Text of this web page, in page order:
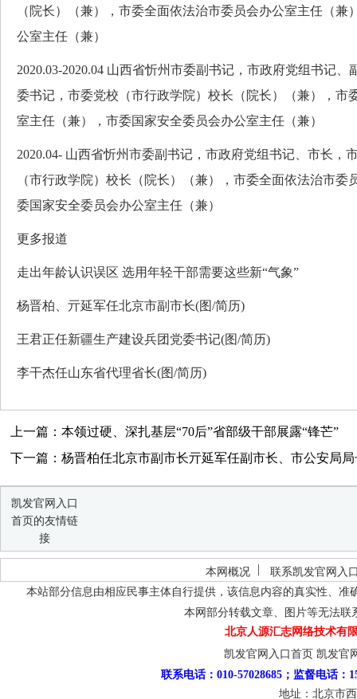
（院长）（兼），市委全面依法治市委员会办公室主任（兼
公室主任（兼）
2020.03-2020.04 山西省忻州市委副书记，市政府党组书记
委书记，市委党校（市行政学院）校长（院长）（兼），市
室主任（兼），市委国家安全委员会办公室主任（兼）
2020.04- 山西省忻州市委副书记，市政府党组书记、市长，
（市行政学院）校长（院长）（兼），市委全面依法治市委
委国家安全委员会办公室主任（兼）
更多报道
走出年龄认识误区 选用年轻干部需要这些新“气象”
杨晋柏、亓延军任北京市副市长(图/简历)
王君正任新疆生产建设兵团党委书记(图/简历)
李干杰任山东省代理省长(图/简历)
上一篇：本领过硬、深扎基层“70后”省部级干部展露“锋芒”
下一篇：杨晋柏任北京市副市长亓延军任副市长、市公安局
凯发官网入口
首页的友情链
接
本网概况
联系凯发官网入
本站部分信息由相应民事主体自行提供，该信息内容的真实性、准
本网部分转载文章、图片等无法
北京人源汇志网络技术有
凯发官网入口首页 凯发官
联系电话：010-57028685；监督电话：
地址：北京市